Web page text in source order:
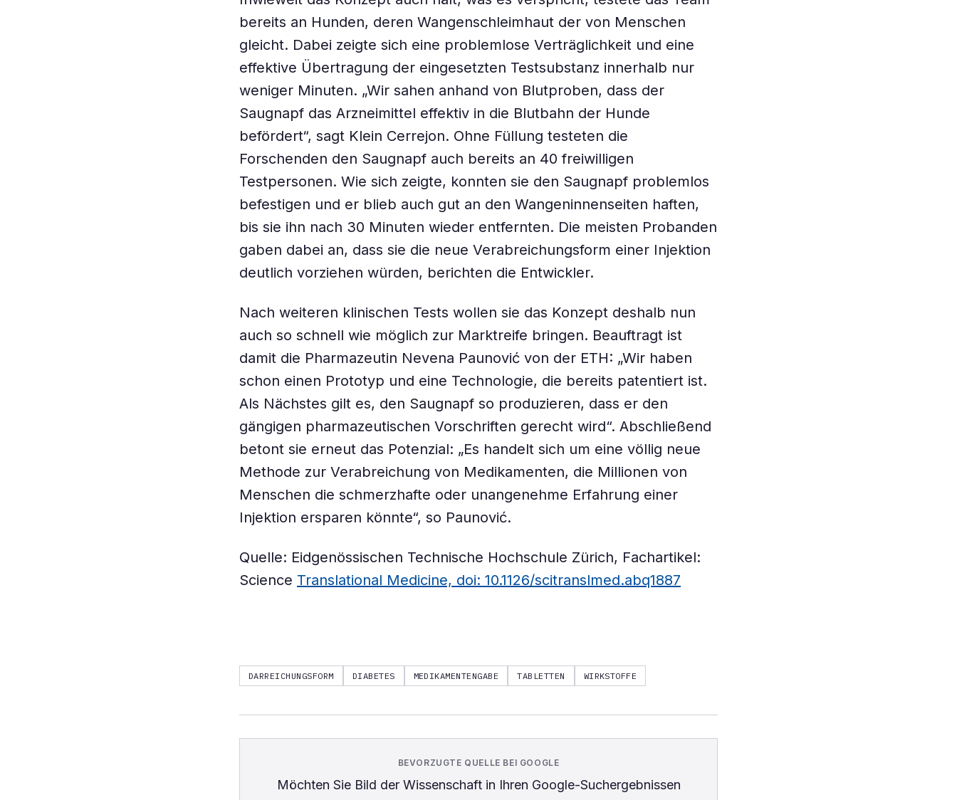
bereits an Hunden, deren Wangenschleimhaut der von Menschen
gleicht. Dabei zeigte sich eine problemlose Verträglichkeit und eine
effektive Übertragung der eingesetzten Testsubstanz innerhalb nur
weniger Minuten. „Wir sahen anhand von Blutproben, dass der
Saugnapf das Arzneimittel effektiv in die Blutbahn der Hunde
befördert“, sagt Klein Cerrejon. Ohne Füllung testeten die
Forschenden den Saugnapf auch bereits an 40 freiwilligen
Testpersonen. Wie sich zeigte, konnten sie den Saugnapf problemlos
befestigen und er blieb auch gut an den Wangeninnenseiten haften,
bis sie ihn nach 30 Minuten wieder entfernten. Die meisten Probanden
gaben dabei an, dass sie die neue Verabreichungsform einer Injektion
deutlich vorziehen würden, berichten die Entwickler.
Nach weiteren klinischen Tests wollen sie das Konzept deshalb nun
auch so schnell wie möglich zur Marktreife bringen. Beauftragt ist
damit die Pharmazeutin Nevena Paunović von der ETH: „Wir haben
schon einen Prototyp und eine Technologie, die bereits patentiert ist.
Als Nächstes gilt es, den Saugnapf so produzieren, dass er den
gängigen pharmazeutischen Vorschriften gerecht wird“. Abschließend
betont sie erneut das Potenzial: „Es handelt sich um eine völlig neue
Methode zur Verabreichung von Medikamenten, die Millionen von
Menschen die schmerzhafte oder unangenehme Erfahrung einer
Injektion ersparen könnte“, so Paunović.
Quelle: Eidgenössischen Technische Hochschule Zürich, Fachartikel:
Science Translational Medicine, doi: 10.1126/scitranslmed.abq1887
DARREICHUNGSFORM DIABETES MEDIKAMENTENGABE TABLETTEN WIRKSTOFFE
BEVORZUGTE QUELLE BEI GOOGLE
Möchten Sie Bild der Wissenschaftin Ihren Google-Suchergebnissen